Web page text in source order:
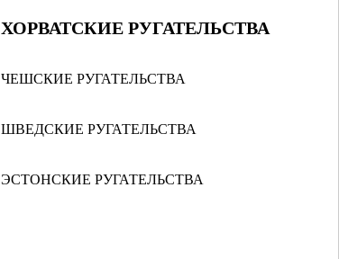
ХОРВАТСКИЕ РУГАТЕЛЬСТВА
ЧЕШСКИЕ РУГАТЕЛЬСТВА
ШВЕДСКИЕ РУГАТЕЛЬСТВА
ЭСТОНСКИЕ РУГАТЕЛЬСТВА